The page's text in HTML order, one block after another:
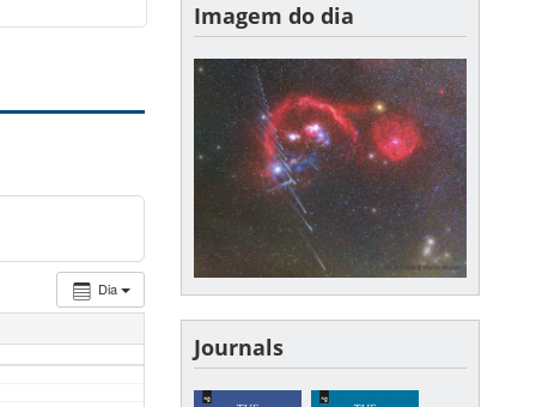
Dia
Imagem do dia
Journals